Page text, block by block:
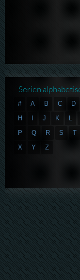
Serien
# A B C D
H
I J K L
P
Q R S T
X
Y Z